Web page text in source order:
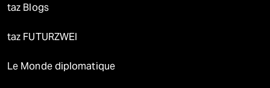
taz Blogs
taz FUTURZWEI
Le Monde diplomatique